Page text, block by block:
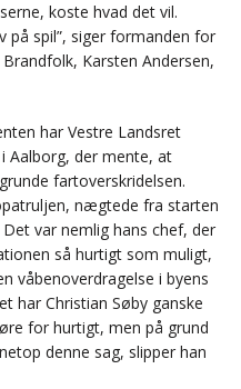
koste hvad det vil.
på spil”, siger formanden for
Karsten Andersen,
har Vestre Landsret
Aalborg, der mente, at
fartoverskridelsen.
nægtede fra starten
var nemlig hans chef, der
så hurtigt som muligt,
våbenoverdragelse i byens
har Christian Søby ganske
for hurtigt, men på grund
denne sag, slipper han